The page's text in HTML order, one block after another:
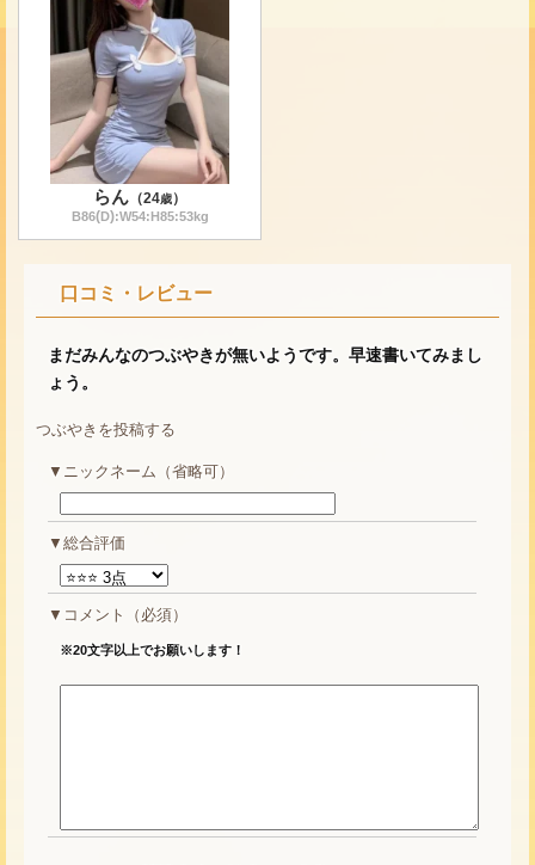
らん （24歳）
B86( D):W54:H85:53kg
口コミ・レビュー
まだみんなのつぶやきが無いようです。早速書いてみまし
ょう。
つぶやきを投稿する
ニックネーム（省略可）
総合評価
コメント （必須）
※20文字以上でお願いします！